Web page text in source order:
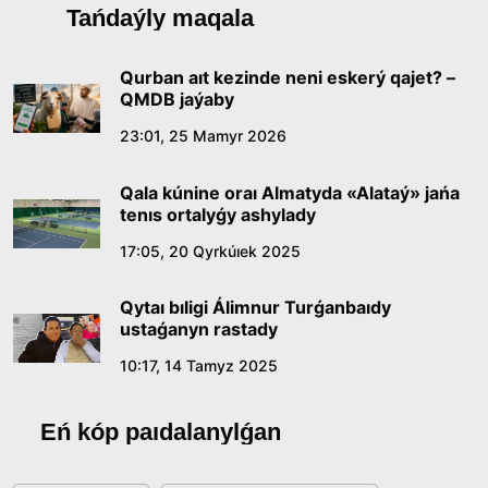
Qazaq tilindegi «qut» konseptisiniń
lıngvomádenı sıpaty
09:21, 21 Shilde 2026
Abaıdyń adam tárbıesi týraly kózqarastarynyń
18:59, 20 Shilde 2026
Jasandy ıntellekt: adamzattyń kómekshisi me,
18:16, 20 Shilde 2026
jetistikteri men damý baǵyty
Tańdaýly maqala
Qurban aıt kezinde neni eskerý qajet? –
QMDB jaýaby
23:01, 25 Mamyr 2026
Qala kúnine oraı Almatyda «Alataý» jańa
tenıs ortalyǵy ashylady
17:05, 20 Qyrkúıek 2025
Qytaı bıligi Álimnur Turǵanbaıdy
ustaǵanyn rastady
10:17, 14 Tamyz 2025
Eń kóp paıdalanylǵan